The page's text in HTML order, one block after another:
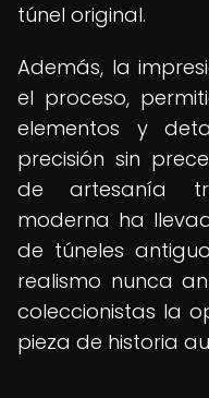
túnel original.
Además, la
el proceso,
elementos y
precisión sin
de artesanía
moderna ha
de túneles
realismo nunca
coleccionistas la
pieza de historia